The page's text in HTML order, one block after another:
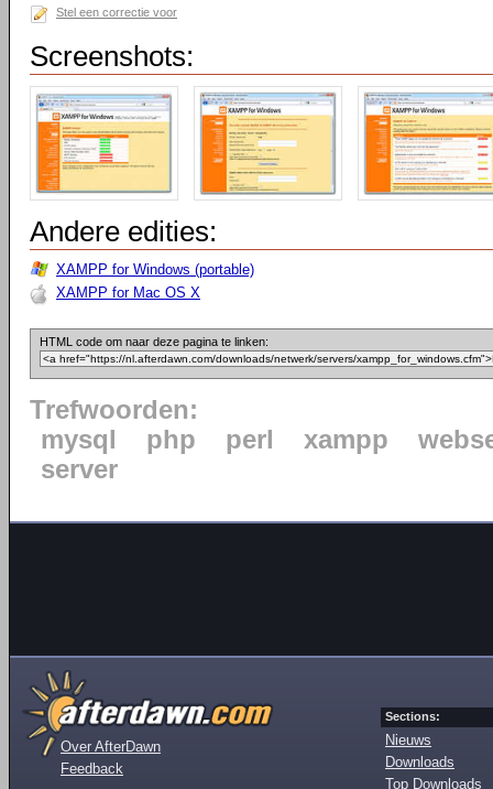
Stel een correctie voor
Screenshots:
Andere edities:
XAMPP for Windows (portable)
XAMPP for Mac OS X
HTML code om naar deze pagina te linken:
Trefwoorden:
mysql
php perl xampp
server
Over AfterDawn
Feedback
Sections:
Nieuws
Downloads
Top Downloads